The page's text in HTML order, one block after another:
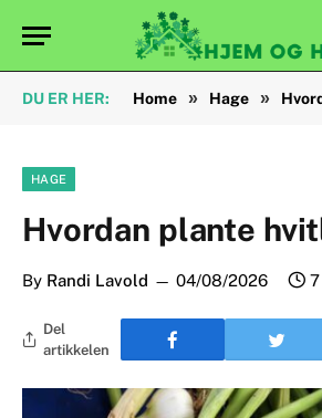
DU ER HER: Home » Hage »
HAGE
Hvordan plante
By Randi Lavold 04/08/2026
Del
artikkelen